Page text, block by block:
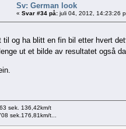
Sv: German look
« Svar #34 på: juli 04, 2012, 14:23:26
til og ha blitt en fin bil etter hvert
ut et bilde av resultatet også
sek. 136,42km/t
sek.176,81km/t...